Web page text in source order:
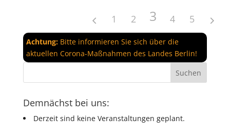
1 2 3 4 5
Achtung:Bitte informieren Sie sich über die
aktuellen Corona-Maßnahmen des Landes Berlin!
Demnächst bei uns:
Derzeit sind keine Veranstaltungen geplant.